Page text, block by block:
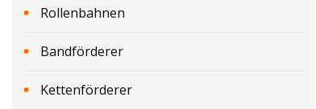
Rollenbahnen
Bandförderer
Kettenförderer